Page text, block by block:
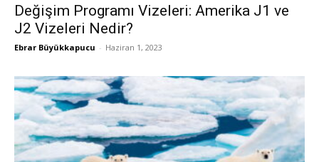
Değişim Programı Vizeleri: Amerika J1 ve
J2 Vizeleri Nedir?
Ebrar Büyükkapucu - Haziran 1, 2023